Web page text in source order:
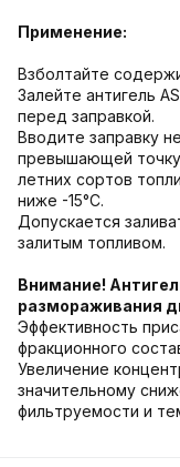
Применение:
Взболтайте
Залейте антигель
перед заправкой.
Вводите заправку
превышающей точку
летних сортов
ниже -15°С.
Допускается
залитым топливом.
Внимание!
размораживания
Эффективность
фракционного
Увеличение
значительному
фильтруемости и